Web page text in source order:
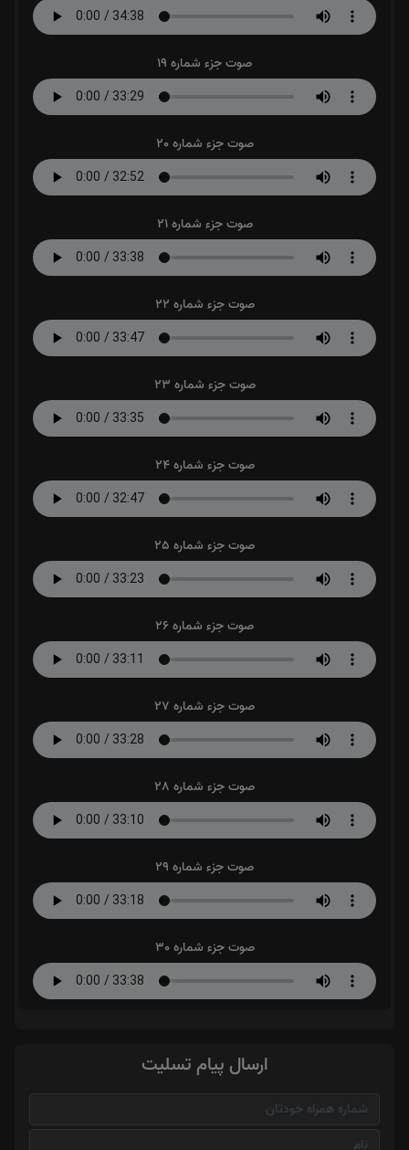
صوت جزء شماره 19
صوت جزء شماره 20
صوت جزء شماره 21
صوت جزء شماره 22
صوت جزء شماره 23
صوت جزء شماره 24
صوت جزء شماره 25
صوت جزء شماره 26
صوت جزء شماره 27
صوت جزء شماره 28
صوت جزء شماره 29
صوت جزء شماره 30
ارسال پیام تسلیت